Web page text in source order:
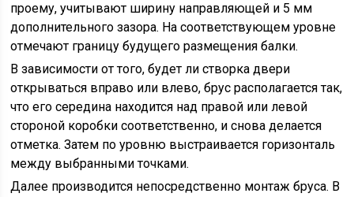
проему, учитывают ширину направляющей и 5 мм
дополнительного зазора. На соответствующем уровне
отмечают границу будущего размещения балки.
В зависимости от того, будет ли створка двери
открываться вправо или влево, брус располагается так,
что его середина находится над правой или левой
стороной коробки соответственно, и снова делается
отметка. Затем по уровню выстраивается горизонталь
между выбранными точками.
Далее производится непосредственно монтаж бруса. В